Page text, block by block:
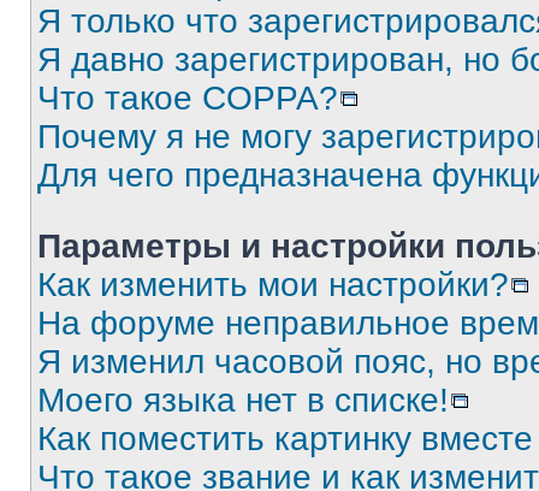
Я только что
Я давно зарегистрирован, но
Что такое COPPA?
Почему я не могу
Для чего предназначена
Параметры и настройки
Как изменить мои настройки?
На форуме неправильное
Я изменил часовой пояс, но
Моего языка нет в списке!
Как поместить картинку
Что такое звание и как